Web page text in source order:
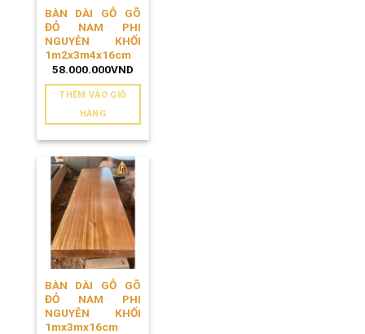
BÀN DÀI GỖ GÕ
ĐỎ NAM PHI
NGUYÊN KHỐI
1m2x3m4x16cm
58.000.000VND
THÊM VÀO GIỎ
HÀNG
BÀN DÀI GỖ GÕ
ĐỎ NAM PHI
NGUYÊN KHỐI
1mx3mx16cm